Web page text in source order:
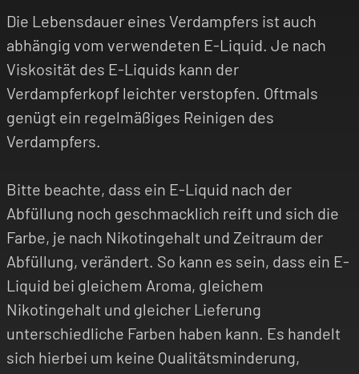
Die Lebensdauer eines Verdampfers ist auch
abhängig vom verwendeten E-Liquid. Je nach
Viskosität des E-Liquids kann der
Verdampferkopf leichter verstopfen. Oftmals
genügt ein regelmäßiges Reinigen des
Verdampfers.
Bitte beachte, dass ein E-Liquid nach der
Abfüllung noch geschmacklich reift und sich die
Farbe, je nach Nikotingehalt und Zeitraum der
Abfüllung, verändert. So kann es sein, dass ein E-
Liquid bei gleichem Aroma, gleichem
Nikotingehalt und gleicher Lieferung
unterschiedliche Farben haben kann. Es handelt
sich hierbei um keine Qualitätsminderung,